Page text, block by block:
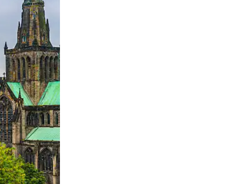
o bien tocando y deslizando la pantalla.